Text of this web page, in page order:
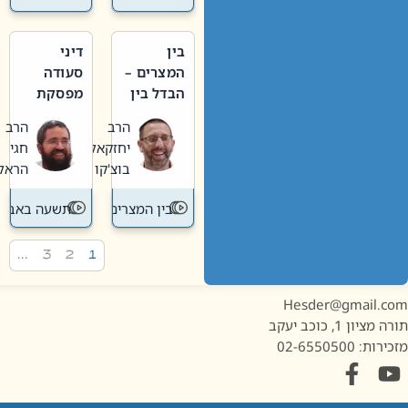
בין
המצרים –
הבדל בין
חדשה
לישנה
הרב
יחזקאל
בוצ'קו
בין המצרים
דיני
סעודה
מפסקת
תשעה
באב
הרב
חגי
הראל
תשעה באב
1, כוכב יעקב
02-6550500